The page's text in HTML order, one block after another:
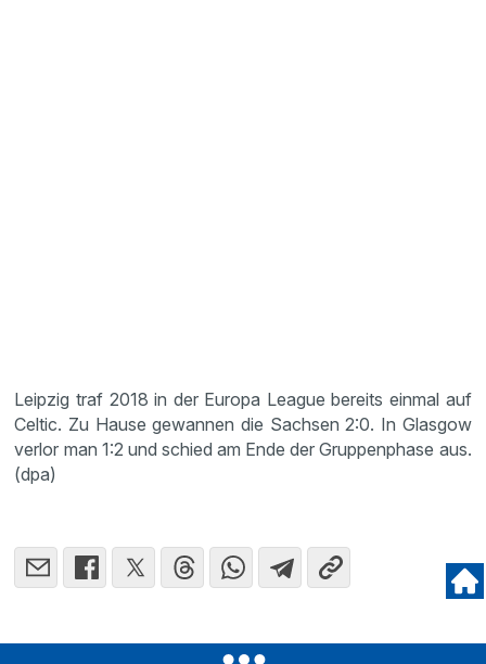
Leipzig traf 2018 in der Europa League bereits einmal auf
Celtic. Zu Hause gewannen die Sachsen 2:0. In Glasgow
verlor man 1:2 und schied am Ende der Gruppenphase aus.
(dpa)